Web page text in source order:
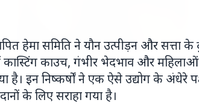
20 May 2026
भारत-नॉर्डिक शिखर सम्मेलन: मोदी
उत्तरी यूरोप को क्यों कर रहे हैं आकर्षित?
हेमा समिति ने यौन उत्पीड़न और सत्ता
में कास्टिंग काउच, गंभीर भेदभाव और
है। इन निष्कर्षों ने एक ऐसे उद्योग के अंधेरे
के लिए सराहा गया है।